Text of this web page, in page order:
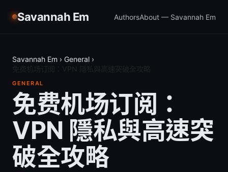
Savannah Em AuthorsAbout — Savannah Em
Savannah Em › General ›
GENERAL
免费机场订阅：
VPN 隱私與高速突
破全攻略